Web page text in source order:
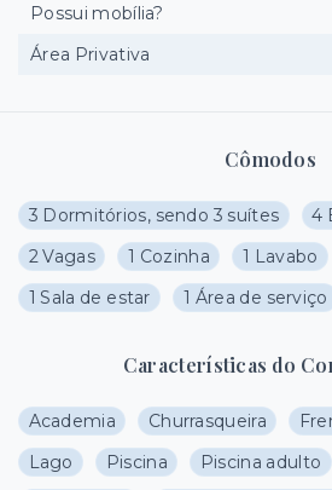
Cômodos
3 Dormitórios, sendo 3 suítes
4
2 Vagas
1 Cozinha 1 Lavabo
1 Sala de estar
1 Área de serviço
Características do
Academia Churrasqueira
Lago
Piscina Piscina adulto
Possui mobília?
Área Privativa